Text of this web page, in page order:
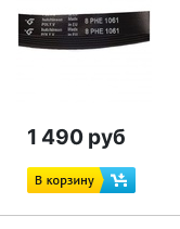
1 490 руб